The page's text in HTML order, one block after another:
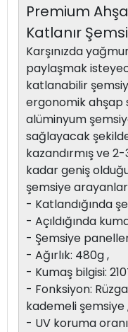
Premium
Katlanır
Karşınızda
paylaşmak
katlanabilir
ergonomik ahşap
alüminyum
sağlayacak
kazandırmış ve
kadar geniş
şemsiye
- Katlandığında
- Açıldığında
- Şemsiye
- Ağırlık: 480g ,
- Kumaş bilgisi:
- Fonksiyon:
kademeli şemsiye
- UV koruma